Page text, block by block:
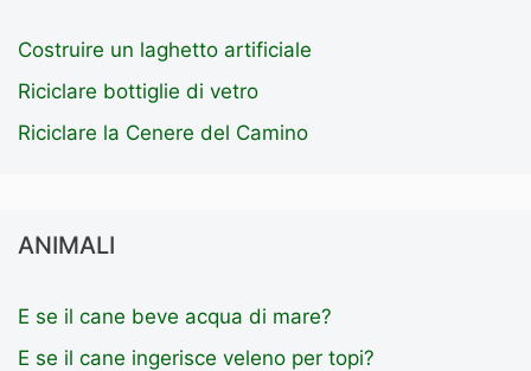
Costruire un laghetto artificiale
Riciclare bottiglie di vetro
Riciclare la Cenere del Camino
ANIMALI
E se il cane beve acqua di mare?
E se il cane ingerisce veleno per topi?